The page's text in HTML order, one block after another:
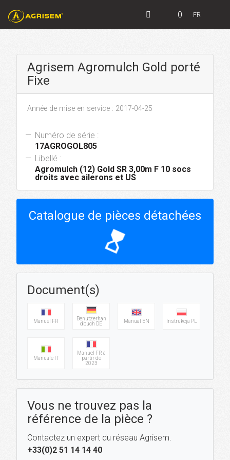
0 FR
Agrisem Agromulch Gold porté
Fixe
Année de mise en service : 2017-04-25
Numéro de série :
17AGROGOL805
Libellé :
Agromulch (12) Gold SR 3,00m F 10 socs
droits avec ailerons et US
Catalogue de pièces détachées
hourglass_top
Document(s)
Manuel FR
Benutzerhan
dbuch DE
Manual EN Instrukcja PL
Manuale IT
Manuel FR à
partir de
2023
Vous ne trouvez pas la
référence de la pièce ?
Contactez un expert du réseau Agrisem.
+33(0)2 51 14 14 40